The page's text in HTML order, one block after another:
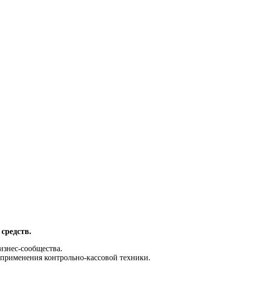
сообщества.
контрольно-кассовой техники.